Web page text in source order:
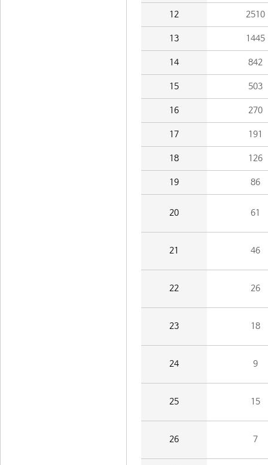
12 2510
13 1445
14 842
15 503
16 270
17 191
18 126
19 86
20 61
21 46
22 26
23 18
24 9
25 15
26 7